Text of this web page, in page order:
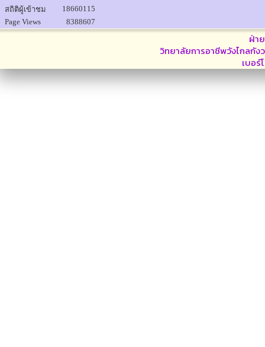
สถิติผู้เข้าชม
18660115
Page Views
8388607
ฝ่า
วิทยาลัยการอาชีพวังไกลกัง
เบอ